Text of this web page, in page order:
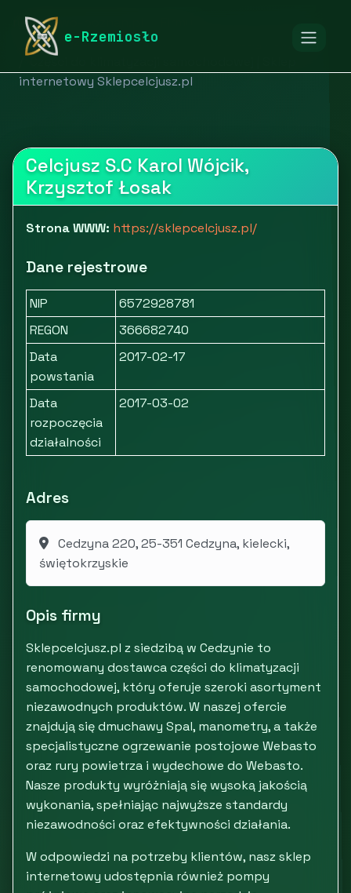
e-Rzemiosło
rymarstwo-poznan.pl
Motoryzacja i transport
Samochody i pojazdy
internetowy Sklepcelcjusz.pl
Celcjusz S.C Karol Wójcik,
Krzysztof Łosak
Strona WWW: https://sklepcelcjusz.pl/
Dane rejestrowe
NIP
6572928781
REGON
366682740
Data
powstania
2017-02-17
Data
rozpoczęcia
działalności
2017-03-02
Adres
Cedzyna 220, 25-351 Cedzyna, kielecki,
świętokrzyskie
Opis firmy
Sklepcelcjusz.pl z siedzibą w Cedzynie to
renomowany dostawca części do klimatyzacji
samochodowej, który oferuje szeroki asortyment
niezawodnych produktów. W naszej ofercie
znajdują się dmuchawy Spal, manometry, a także
specjalistyczne ogrzewanie postojowe Webasto
oraz rury powietrza i wydechowe do Webasto.
Nasze produkty wyróżniają się wysoką jakością
wykonania, spełniając najwyższe standardy
niezawodności oraz efektywności działania.
W odpowiedzi na potrzeby klientów, nasz sklep
internetowy udostępnia również pompy